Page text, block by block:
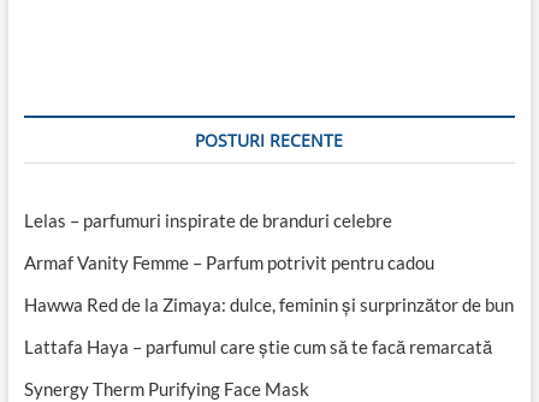
POSTURI RECENTE
Lelas – parfumuri inspirate de branduri celebre
Armaf Vanity Femme – Parfum potrivit pentru cadou
Hawwa Red de la Zimaya: dulce, feminin și surprinzător de bun
Lattafa Haya – parfumul care știe cum să te facă remarcată
Synergy Therm Purifying Face Mask